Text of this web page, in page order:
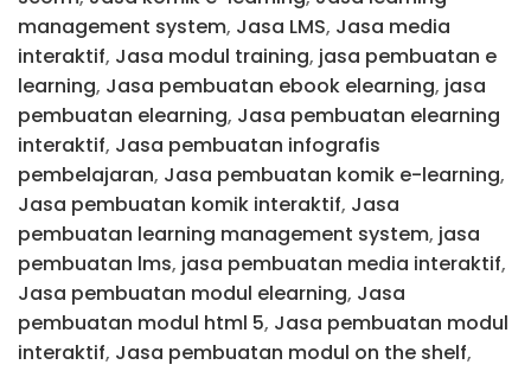
management system, Jasa LMS, Jasa media
interaktif, Jasa modul training, jasa pembuatan e
learning, Jasa pembuatan ebook elearning, jasa
pembuatan elearning, Jasa pembuatan elearning
interaktif, Jasa pembuatan infografis
pembelajaran, Jasa pembuatan komik e-learning,
Jasa pembuatan komik interaktif, Jasa
pembuatan learning management system, jasa
pembuatan lms, jasa pembuatan media interaktif,
Jasa pembuatan modul elearning, Jasa
pembuatan modul html 5, Jasa pembuatan modul
interaktif, Jasa pembuatan modul on the shelf,